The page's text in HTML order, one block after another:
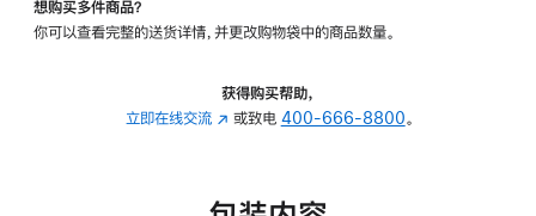
转
的
想购买多件商品？
你可以查看完整的送货详情，并更改购物袋中的商品数量。
获得购买帮助，
立即在线交流 (在 或致电 400-666-8800。